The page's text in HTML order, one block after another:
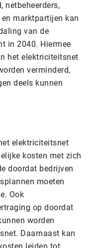
netbeheerders,
marktpartijen kan
van de
in 2040. Hiermee
het elektriciteitsnet
verminderd,
deels kunnen
elektriciteitsnet
kosten met zich
doordat bedrijven
moeten
Ook
op doordat
worden
Daarnaast kan